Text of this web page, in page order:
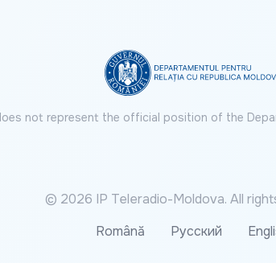
not represent the official position of the
© 2026 IP Teleradio-Moldova. All
Română
Русский